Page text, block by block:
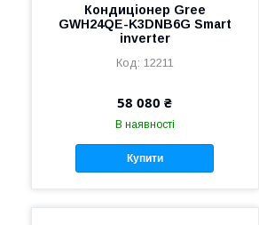
Кондиціонер Gree
GWH24QE-K3DNB6G Smart
inverter
12211
58 080 ₴
В наявності
Купити